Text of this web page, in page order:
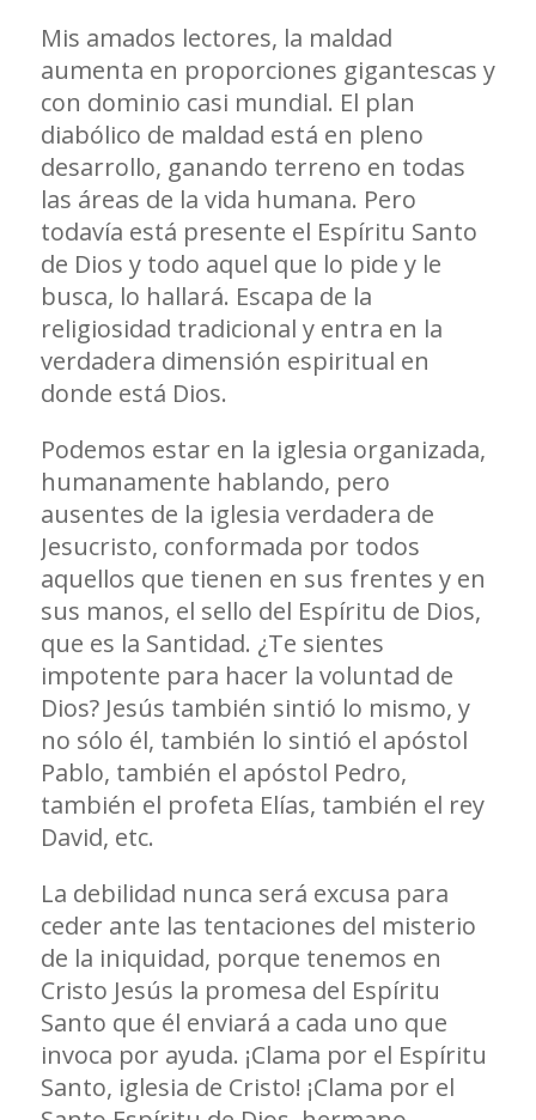
Mis amados lectores, la maldad
aumenta en proporciones gigantescas y
con dominio casi mundial. El plan
diabólico de maldad está en pleno
desarrollo, ganando terreno en todas
las áreas de la vida humana. Pero
todavía está presente el Espíritu Santo
de Dios y todo aquel que lo pide y le
busca, lo hallará. Escapa de la
religiosidad tradicional y entra en la
verdadera dimensión espiritual en
donde está Dios.
Podemos estar en la iglesia organizada,
humanamente hablando, pero
ausentes de la iglesia verdadera de
Jesucristo, conformada por todos
aquellos que tienen en sus frentes y en
sus manos, el sello del Espíritu de Dios,
que es la Santidad. ¿Te sientes
impotente para hacer la voluntad de
Dios? Jesús también sintió lo mismo, y
no sólo él, también lo sintió el apóstol
Pablo, también el apóstol Pedro,
también el profeta Elías, también el rey
David, etc.
La debilidad nunca será excusa para
ceder ante las tentaciones del misterio
de la iniquidad, porque tenemos en
Cristo Jesús la promesa del Espíritu
Santo que él enviará a cada uno que
invoca por ayuda. ¡Clama por el Espíritu
Santo, iglesia de Cristo! ¡Clama por el